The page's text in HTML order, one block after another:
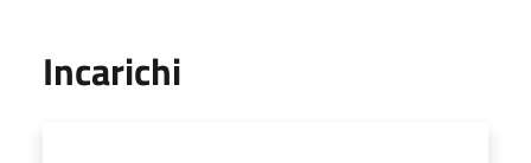
Incarichi